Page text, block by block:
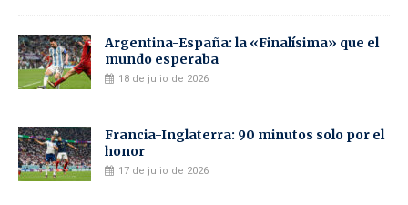
Argentina-España: la «Finalísima» que el
mundo esperaba
18 de julio de 2026
Francia-Inglaterra: 90 minutos solo por el
honor
17 de julio de 2026